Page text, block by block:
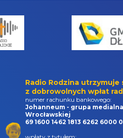
Radio Rodzina utrzymuje
z dobrowolnych wpłat
numer rachunku bankowego:
Johanneum - grupa
Wrocławskiej
69 1600 1462 1813 6262 6000